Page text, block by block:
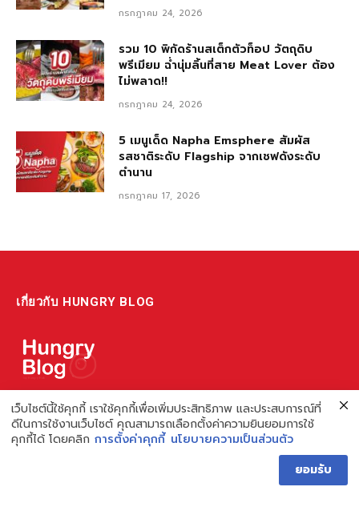
กรกฎาคม 24, 2026
รวม 10 พิกัดร้านสเต็กตัวท็อป วัตถุดิบ
พรีเมียม ฉ่ำนุ่มลิ้นที่สาย Meat Lover ต้อง
ไม่พลาด!!
กรกฎาคม 24, 2026
5 เมนูเด็ด Napha Emsphere สัมผัส
รสชาติระดับ Flagship จากเชฟดังระดับ
ตำนาน
กรกฎาคม 17, 2026
เกี่ยวกับ HUNGRY BLOG
แหล่งรวมข้อมูล ข่าวสาร เกี่ยวกับร้านอาหารและเรื่องกิน ไม่ว่าจะเป็น
รีวิว ชี้เป้า รวมถึงความรู้ต่างๆ ที่เราอยากแชร์!
ไม่พอ เรายังมีความรู้เกี่ยวกับการทำร้านอาหาร เพื่อผู้ประกอบการ ที่
เว็บไซต์นี้ใช้คุกกี้ เราใช้คุกกี้เพื่อเพิ่มประสิทธิภาพ และประสบการณ์ที่
ดีในการใช้งานเว็บไซต์ คุณสามารถเลือกตั้งค่าความยินยอมการใช้
คุกกี้ได้ โดยคลิก การตั้งค่าคุกกี้ นโยบายความเป็นส่วนตัว
ยอมรับ